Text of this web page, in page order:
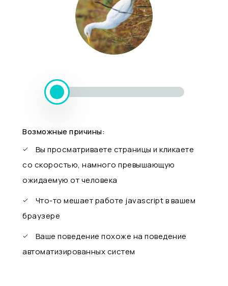
Возможные причины:
Вы просматриваете страницы и кликаете
со скоростью, намного превышающую
ожидаемую от человека
Что-то мешает работе javascript в вашем
браузере
Ваше поведение похоже на поведение
автоматизированных систем